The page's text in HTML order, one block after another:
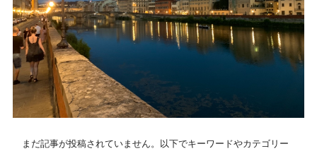
まだ記事が投稿されていません。以下でキーワードやカテゴリー